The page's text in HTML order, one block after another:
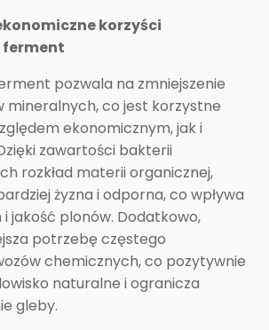
korzyści
pozwala na zmniejszenie
mineralnych, co jest korzystne
ekonomicznym, jak i
zawartości bakterii
rozkład materii organicznej,
żyzna i odporna, co wpływa
jakość plonów. Dodatkowo,
potrzebę częstego
chemicznych, co pozytywnie
naturalne i ogranicza
gleby.